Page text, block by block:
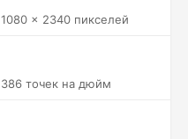
1080 x 2340 пикселей
386 точек на дюйм